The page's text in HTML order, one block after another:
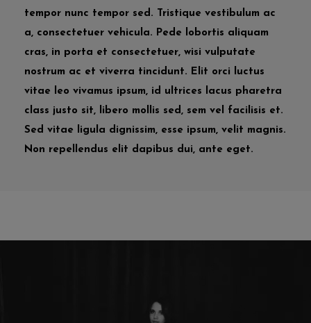
tempor nunc tempor sed. Tristique vestibulum ac
a, consectetuer vehicula. Pede lobortis aliquam
cras, in porta et consectetuer, wisi vulputate
nostrum ac et viverra tincidunt. Elit orci luctus
vitae leo vivamus ipsum, id ultrices lacus pharetra
class justo sit, libero mollis sed, sem vel facilisis et.
Sed vitae ligula dignissim, esse ipsum, velit magnis.
Non repellendus elit dapibus dui, ante eget.